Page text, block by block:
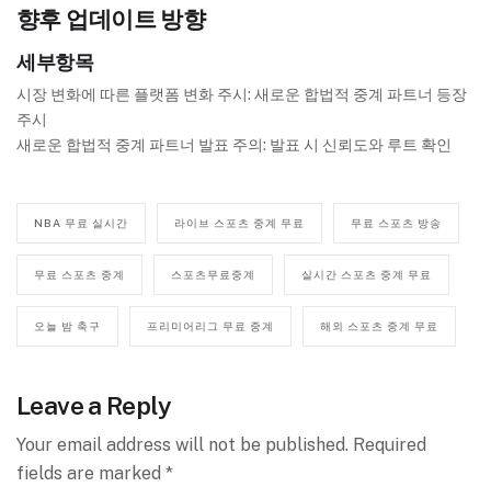
향후 업데이트 방향
세부항목
시장 변화에 따른 플랫폼 변화 주시: 새로운 합법적 중계 파트너 등장
주시
새로운 합법적 중계 파트너 발표 주의: 발표 시 신뢰도와 루트 확인
NBA 무료 실시간 라이브 스포츠 중계 무료 무료 스포츠 방송
무료 스포츠 중계 스포츠무료중계 실시간 스포츠 중계 무료
오늘 밤 축구 프리미어리그 무료 중계 해외 스포츠 중계 무료
Leave a Reply
Your email address will not be published. Required
fields are marked *